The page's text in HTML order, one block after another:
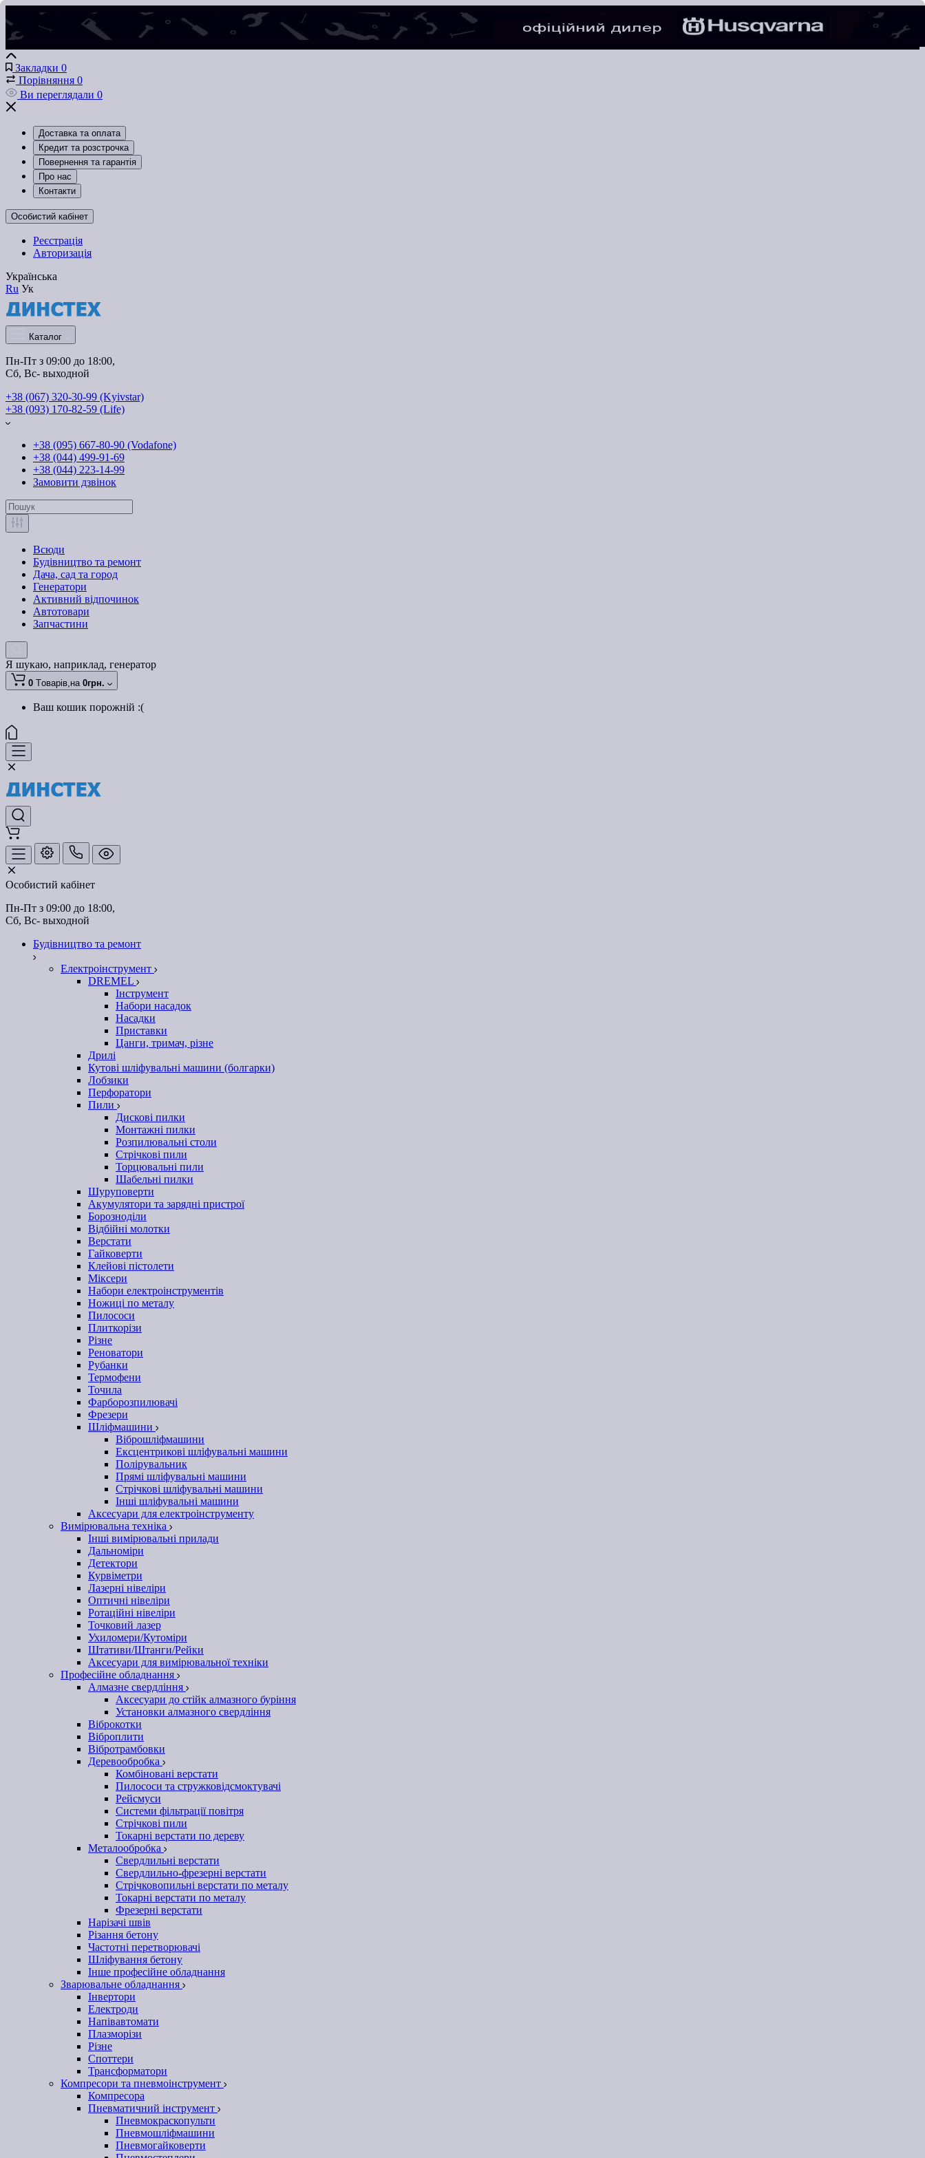
Закладки 0
Порівняння 0
Ви переглядали 0
Доставка та оплата
Кредит та розстрочка
Повернення та гарантія
Про нас
Контакти
Особистий кабінет
Реєстрація
Авторизація
Українська
Ru Ук
Каталог
Пн-Пт з 09:00 до 18:00,
Сб, Вс- выходной
+38 (067) 320-30-99 (Kyivstar)
+38 (093) 170-82-59 (Life)
+38 (095) 667-80-90 (Vodafone)
+38 (044) 499-91-69
+38 (044) 223-14-99
Замовити дзвінок
Всюди
Будівництво та ремонт
Дача, сад та город
Генератори
Активний відпочинок
Автотовари
Запчастини
Я шукаю, наприклад, генератор
0 Tоварів,на 0грн.
Ваш кошик порожній :(
Особистий кабінет
Пн-Пт з 09:00 до 18:00,
Сб, Вс- выходной
Будівництво та ремонт
Електроінструмент
DREMEL
Інструмент
Набори насадок
Насадки
Приставки
Цанги, тримач, різне
Дрилі
Кутові шліфувальні машини (болгарки)
Лобзики
Перфоратори
Пили
Дискові пилки
Монтажні пилки
Розпилювальні столи
Стрічкові пили
Торцювальні пили
Шабельні пилки
Шуруповерти
Акумулятори та зарядні пристрої
Борозноділи
Відбійні молотки
Верстати
Гайковерти
Клейові пістолети
Міксери
Набори електроінструментів
Ножиці по металу
Пилососи
Плиткорізи
Різне
Реноватори
Рубанки
Термофени
Точила
Фарборозпилювачі
Фрезери
Шліфмашини
Віброшліфмашини
Ексцентрикові шліфувальні машини
Полірувальник
Прямі шліфувальні машини
Стрічкові шліфувальні машини
Інші шліфувальні машини
Аксесуари для електроінструменту
Вимірювальна техніка
Інші вимірювальні прилади
Дальноміри
Детектори
Курвіметри
Лазерні нівеліри
Оптичні нівеліри
Ротаційні нівеліри
Точковий лазер
Ухиломери/Кутоміри
Штативи/Штанги/Рейки
Аксесуари для вимірювальної техніки
Професійне обладнання
Алмазне свердління
Аксесуари до стійк алмазного буріння
Установки алмазного свердління
Віброкотки
Віброплити
Вібротрамбовки
Деревообробка
Комбіновані верстати
Пилососи та стружковідсмоктувачі
Рейсмуси
Системи фільтрації повітря
Стрічкові пили
Токарні верстати по дереву
Металообробка
Свердлильні верстати
Свердлильно-фрезерні верстати
Стрічковопильні верстати по металу
Токарні верстати по металу
Фрезерні верстати
Нарізачі швів
Різання бетону
Частотні перетворювачі
Шліфування бетону
Інше професійне обладнання
Зварювальне обладнання
Інвертори
Електроди
Напівавтомати
Плазморізи
Різне
Споттери
Трансформатори
Компресори та пневмоінструмент
Компресора
Пневматичний інструмент
Пневмокраскопульти
Пневмошліфмашини
Пневмогайковерти